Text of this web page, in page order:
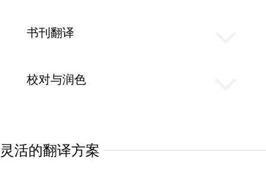
书刊翻译
校对与润色
灵活的翻译方案